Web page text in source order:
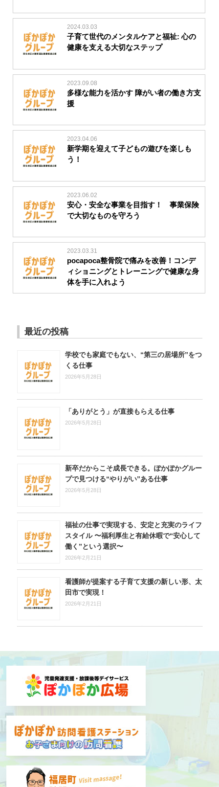
2024.03.03
子育て世代のメンタルケアと福祉: 心の
健康を支える大切なステップ
2023.09.08
多様な能力を活かす 障がい者の働き方支
援
2023.04.06
新学期を迎えて子どもの遊びを楽しも
う！
2023.06.02
安心・安全な事業を目指す！ 事業保険
で大切なものを守ろう
2023.03.31
pocapoca整骨院で痛みを改善！コンデ
ィショニングとトレーニングで健康な身
体を手に入れよう
最近の投稿
学校でも家庭でもない、“第三の居場所”をつ
くる仕事
2026年5月28日
「ありがとう」が直接もらえる仕事
2026年5月28日
新卒だからこそ成長できる。ぽかぽかグルー
プで見つける“やりがい”ある仕事
2026年5月28日
福祉の仕事で実現する、安定と充実のライフ
スタイル 〜福利厚生と有給休暇で“安心して
働く”という選択〜
2026年2月21日
看護師が提案する子育て支援の新しい形、太
田市で実現！
2026年2月21日